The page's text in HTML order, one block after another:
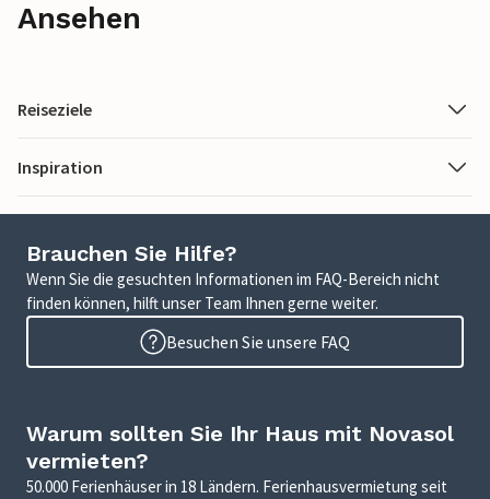
Ansehen
Reiseziele
Inspiration
Brauchen Sie Hilfe?
Wenn Sie die gesuchten Informationen im FAQ-Bereich nicht
finden können, hilft unser Team Ihnen gerne weiter.
Besuchen Sie unsere FAQ
Warum sollten Sie Ihr Haus mit Novasol
vermieten?
50.000 Ferienhäuser in 18 Ländern. Ferienhausvermietung seit